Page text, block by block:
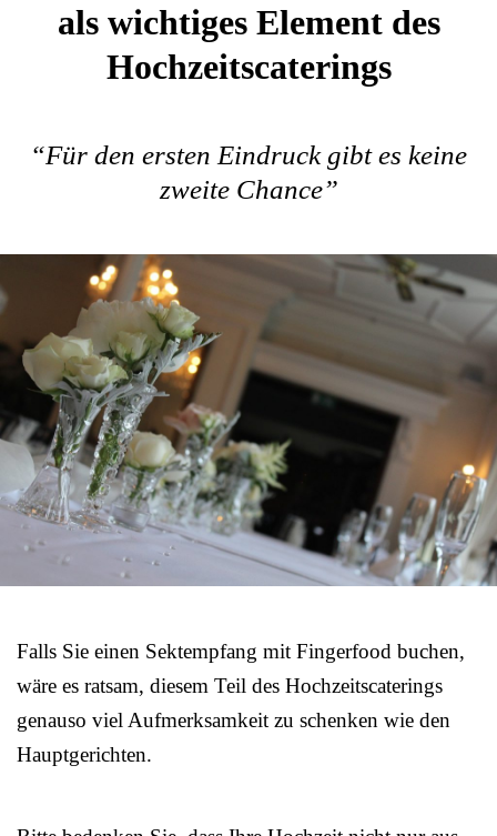
als wichtiges Element des
Hochzeitscaterings
“Für den ersten Eindruck gibt es keine
zweite Chance”
Falls Sie einen Sektempfang mit Fingerfood buchen,
wäre es ratsam, diesem Teil des Hochzeitscaterings
genauso viel Aufmerksamkeit zu schenken wie den
Hauptgerichten.